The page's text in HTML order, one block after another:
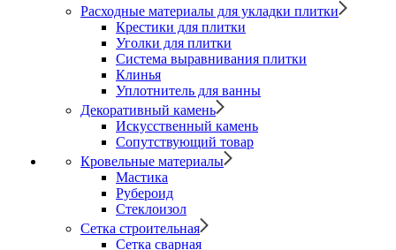
Расходные материалы для укладки плитки
Крестики для плитки
Уголки для плитки
Система выравнивания плитки
Клинья
Уплотнитель для ванны
Декоративный камень
Искусственный камень
Сопутствующий товар
Кровельные материалы
Мастика
Рубероид
Стеклоизол
Сетка строительная
Сетка сварная